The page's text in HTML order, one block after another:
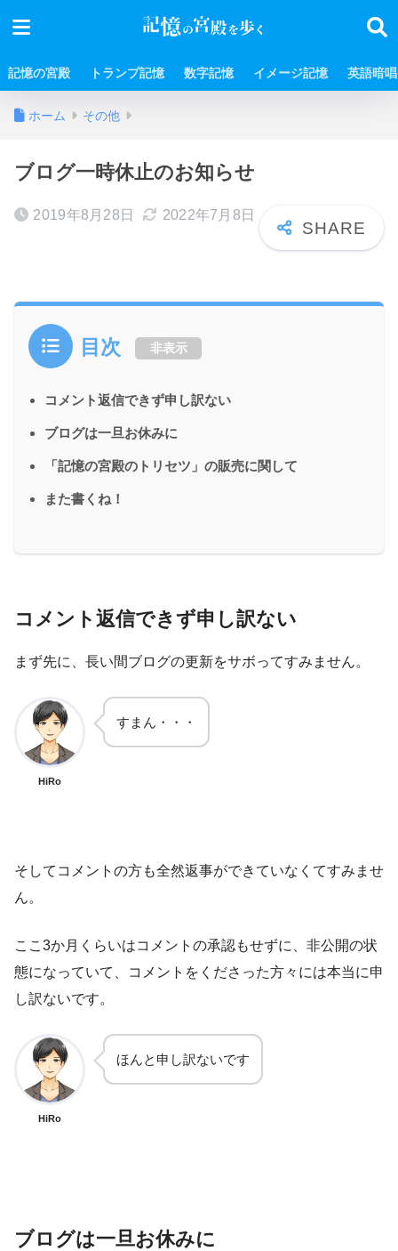
記憶の宮殿 トランプ記憶 数字記憶 イメージ記憶 英語暗唱
ホーム その他
ブログ一時休止のお知らせ
2019年8月28日 2022年7月8日
目次 非表示
コメント返信できず申し訳ない
ブログは一旦お休みに
「記憶の宮殿のトリセツ」の販売に関して
また書くね！
コメント返信できず申し訳ない
まず先に、長い間ブログの更新をサボってすみません。
HiRo
すまん・・・
そしてコメントの方も全然返事ができていなくてすみませ
ん。
ここ3か月くらいはコメントの承認もせずに、非公開の状
態になっていて、コメントをくださった方々には本当に申
し訳ないです。
HiRo
ほんと申し訳ないです
ブログは一旦お休みに